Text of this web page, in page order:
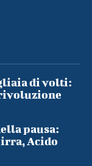
di volti:
pausa:
Acido